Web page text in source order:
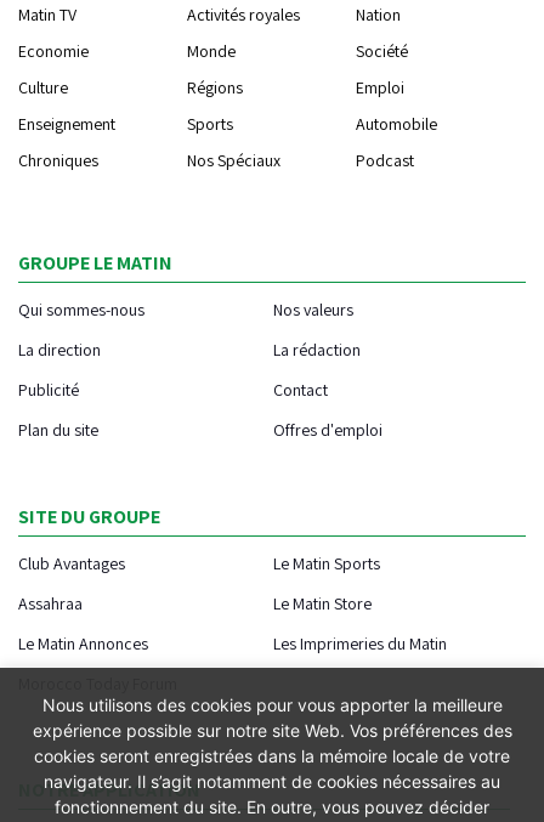
Matin TV Activités royales
Nation
Economie
Monde
Société
Culture
Régions
Emploi
Enseignement
Sports
Automobile
Chroniques
Nos Spéciaux Podcast
GROUPE LE MATIN
Qui sommes-nous
Nos valeurs
La direction
La rédaction
Publicité
Contact
Plan du site
Offres d'emploi
SITE DU GROUPE
Club Avantages
Le Matin Sports
Assahraa
Le Matin Store
Le Matin Annonces
Les Imprimeries du Matin
NOTRE APPLICATION
Nous utilisons des cookies pour vous apporter la meilleure
expérience possible sur notre site Web. Vos préférences des
cookies seront enregistrées dans la mémoire locale de votre
navigateur. Il s’agit notamment de cookies nécessaires au
fonctionnement du site. En outre, vous pouvez décider